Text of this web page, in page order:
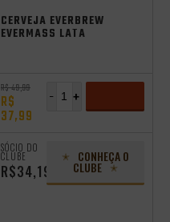
CERVEJA EVERBREW
EVERMASS LATA
R$ 49,99
R$
37,99
+
-
SÓCIO DO
CLUBE
R$34,19
CONHEÇA O
CLUBE